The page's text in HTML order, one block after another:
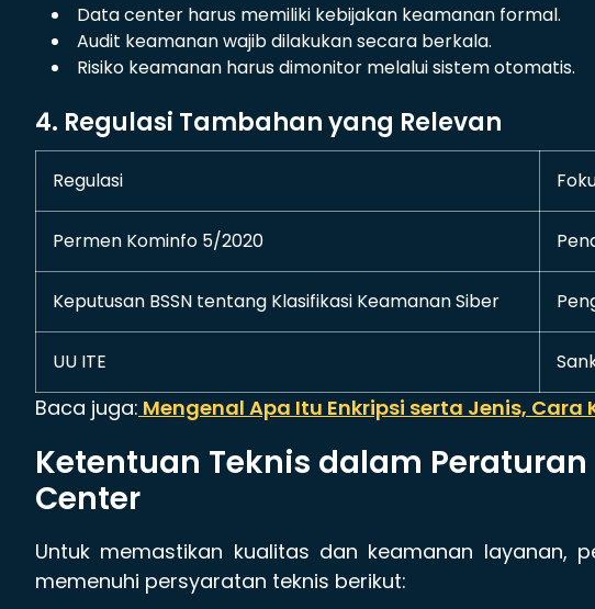
Data center harus memiliki kebijakan keamanan formal.
Audit keamanan wajib dilakukan secara berkala.
Risiko keamanan harus dimonitor melalui sistem otomatis.
4. Regulasi Tambahan yang Relevan
Regulasi
Permen Kominfo 5/2020
Keputusan BSSN tentang Klasifikasi Keamanan Siber
UU ITE
Baca juga: Mengenal Apa Itu Enkripsi serta Jenis,
Ketentuan Teknis dalam
Center
Untuk memastikan kualitas dan keamanan layanan,
memenuhi persyaratan teknis berikut: